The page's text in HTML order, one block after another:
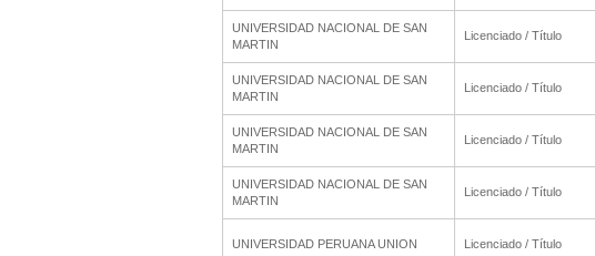
UNIVERSIDAD NACIONAL DE SAN
MARTIN
Licenciado / Título
UNIVERSIDAD NACIONAL DE SAN
MARTIN
Licenciado / Título
UNIVERSIDAD NACIONAL DE SAN
MARTIN
Licenciado / Título
UNIVERSIDAD NACIONAL DE SAN
MARTIN
Licenciado / Título
UNIVERSIDAD PERUANA UNION Licenciado / Título